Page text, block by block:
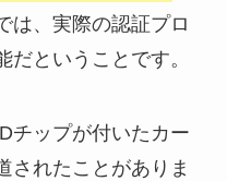
は、実際の認証プロ
ということです。
チップが付いたカー
されたことがありま